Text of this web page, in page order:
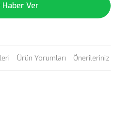
Haber Ver
Ürün Yorumları Önerileriniz